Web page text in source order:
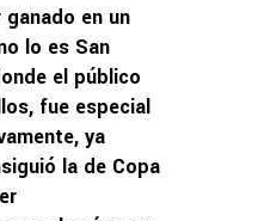
en un
lo es San
el público
fue especial
ya
la de Copa